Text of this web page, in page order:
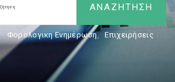
Φορολογικη Ενημέρωση, Επιχειρήσεις